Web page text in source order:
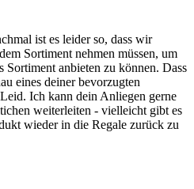
ist es leider so, dass wir
Sortiment nehmen müssen, um
Sortiment anbieten zu können. Dass
eines deiner bevorzugten
Ich kann dein Anliegen gerne
weiterleiten - vielleicht gibt es
wieder in die Regale zurück zu